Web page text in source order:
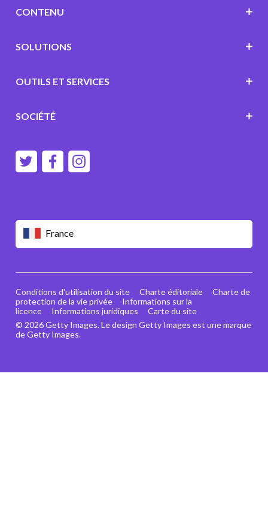
France
CONTENU
SOLUTIONS
OUTILS ET SERVICES
SOCIÉTÉ
© 2026 Getty Images. Le design Getty Images est une marque
de Getty Images.
Conditions d'utilisation du site Charte éditoriale
Charte de
protection de la vie privée
Informations sur la
licence
Informations juridiques Carte du site